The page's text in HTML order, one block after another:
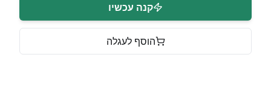
קנה עכשיו
הוסף לעגלה